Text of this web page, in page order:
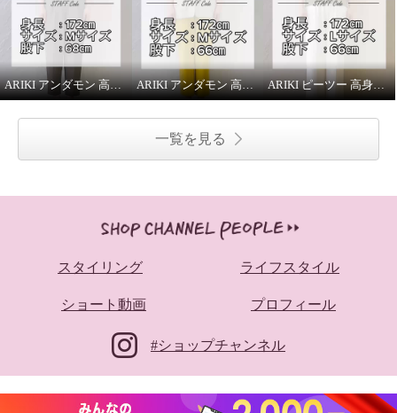
ARIKI アンダモン 高身長スタッフがはいてみました！ ARIKI アンダモン 高身長スタッフがはいてみました！ ARIKI ピーツー 高身長スタッフがはいてみました！
一覧を見る
スタイリング ライフスタイル
ショート動画 プロフィール
#ショップチャンネル